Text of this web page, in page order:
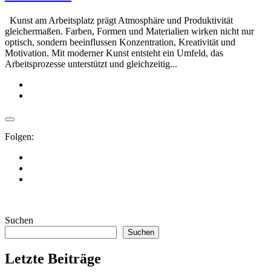
Kunst am Arbeitsplatz prägt Atmosphäre und Produktivität
gleichermaßen. Farben, Formen und Materialien wirken nicht nur
optisch, sondern beeinflussen Konzentration, Kreativität und
Motivation. Mit moderner Kunst entsteht ein Umfeld, das
Arbeitsprozesse unterstützt und gleichzeitig...
Folgen:
Suchen
Suchen
Letzte Beiträge